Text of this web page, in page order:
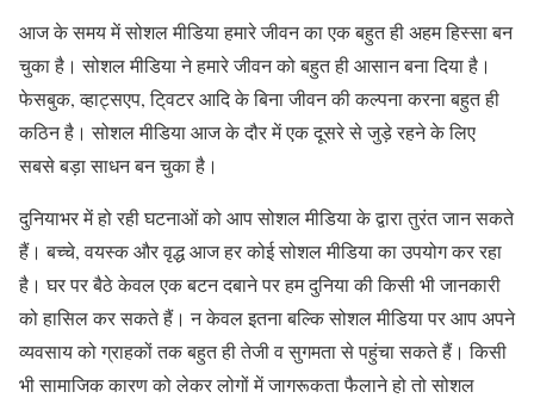
आज के समय में सोशल मीडिया हमारे जीवन का एक बहुत ही अहम हिस्सा बन
चुका है। सोशल मीडिया ने हमारे जीवन को बहुत ही आसान बना दिया है।
फेसबुक, व्हाट्सएप, टि्वटर आदि के बिना जीवन की कल्पना करना बहुत ही
कठिन है। सोशल मीडिया आज के दौर में एक दूसरे से जुड़े रहने के लिए
सबसे बड़ा साधन बन चुका है।
दुनियाभर में हो रही घटनाओं को आप सोशल मीडिया के द्वारा तुरंत जान सकते
हैं। बच्चे, वयस्क और वृद्ध आज हर कोई सोशल मीडिया का उपयोग कर रहा
है। घर पर बैठे केवल एक बटन दबाने पर हम दुनिया की किसी भी जानकारी
को हासिल कर सकते हैं। न केवल इतना बल्कि सोशल मीडिया पर आप अपने
व्यवसाय को ग्राहकों तक बहुत ही तेजी व सुगमता से पहुंचा सकते हैं। किसी
भी सामाजिक कारण को लेकर लोगों में जागरूकता फैलाने हो तो सोशल